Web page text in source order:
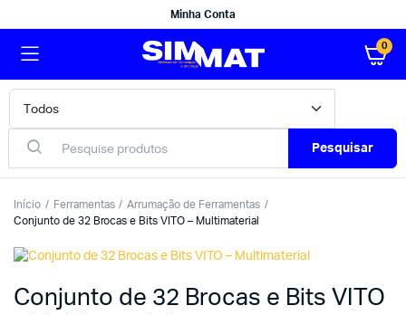
Minha Conta
0
Pesquisar
Início Ferramentas
Arrumação de Ferramentas
Conjunto de 32 Brocas e Bits VITO – Multimaterial
Conjunto de 32 Brocas e Bits VITO